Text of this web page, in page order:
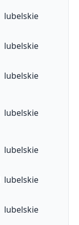
lubelskie
lubelskie
lubelskie
lubelskie
lubelskie
lubelskie
lubelskie